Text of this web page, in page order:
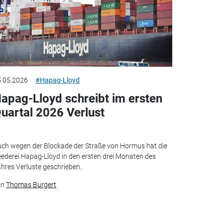
#Hapag-Lloyd
Lloyd schreibt im ersten
2026 Verlust
wegen der Blockade der Straße von Hormus hat die
Hapag-Lloyd in den ersten drei Monaten des
Verluste geschrieben.
Thomas Burgert